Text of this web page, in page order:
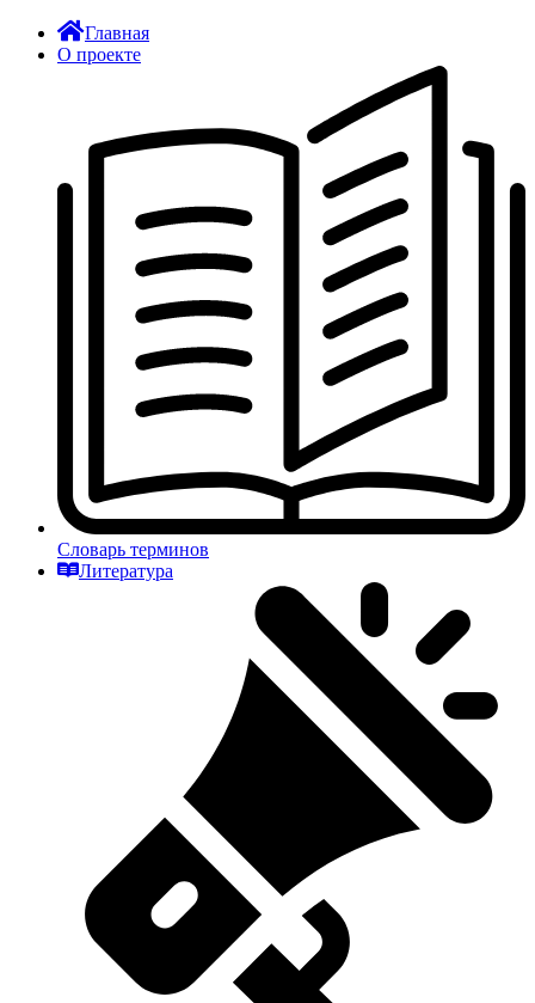
Главная
О проекте
Словарь терминов
Литература